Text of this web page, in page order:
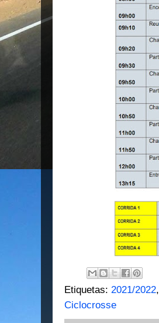
Etiquetas: 2021/2022,
Ciclocrosse